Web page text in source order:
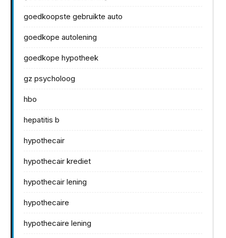
goedkoopste gebruikte auto
goedkope autolening
goedkope hypotheek
gz psycholoog
hbo
hepatitis b
hypothecair
hypothecair krediet
hypothecair lening
hypothecaire
hypothecaire lening